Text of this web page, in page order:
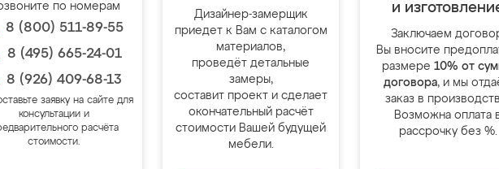
по номерам
8 (800) 511-89-55
8 (495) 665-24-01
8 (926) 409-68-13
заявку на сайте для
консультации и
расчёта
стоимости.
Дизайнер-замерщик
приедет к Вам с каталогом
материалов,
проведёт детальные
замеры,
составит проект и сделает
окончательный расчёт
стоимости Вашей будущей
мебели.
и
Заключаем
Вы вносите
размере 10% от
договора, и мы
заказ в
Возможна оплата
рассрочку без %.